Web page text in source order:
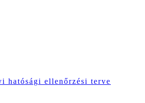
hatósági ellenőrzési terve